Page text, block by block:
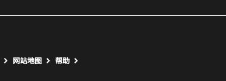
网站地图 打开新窗口
帮助